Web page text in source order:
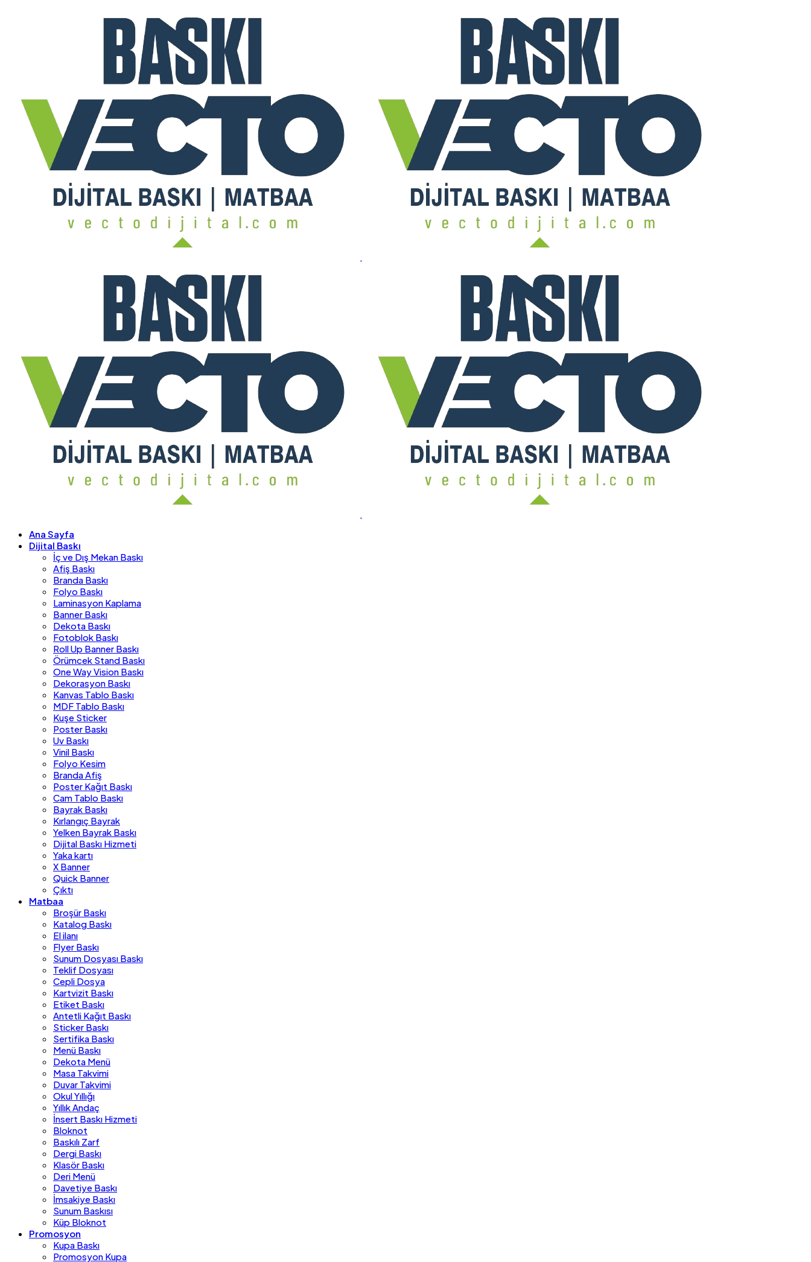
Ana Sayfa
Dijital Baskı
İç ve Dış Mekan Baskı
Afiş Baskı
Branda Baskı
Folyo Baskı
Laminasyon Kaplama
Banner Baskı
Dekota Baskı
Fotoblok Baskı
Roll Up Banner Baskı
Örümcek Stand Baskı
One Way Vision Baskı
Dekorasyon Baskı
Kanvas Tablo Baskı
MDF Tablo Baskı
Kuşe Sticker
Poster Baskı
Uv Baskı
Vinil Baskı
Folyo Kesim
Branda Afiş
Poster Kağıt Baskı
Cam Tablo Baskı
Bayrak Baskı
Kırlangıç Bayrak
Yelken Bayrak Baskı
Dijital Baskı Hizmeti
Yaka kartı
X Banner
Quick Banner
Çıktı
Matbaa
Broşür Baskı
Katalog Baskı
El ilanı
Flyer Baskı
Sunum Dosyası Baskı
Teklif Dosyası
Cepli Dosya
Kartvizit Baskı
Etiket Baskı
Antetli Kağıt Baskı
Sticker Baskı
Sertifika Baskı
Menü Baskı
Dekota Menü
Masa Takvimi
Duvar Takvimi
Okul Yıllığı
Yıllık Andaç
İnsert Baskı Hizmeti
Bloknot
Baskılı Zarf
Dergi Baskı
Klasör Baskı
Deri Menü
Davetiye Baskı
İmsakiye Baskı
Sunum Baskısı
Küp Bloknot
Promosyon
Kupa Baskı
Promosyon Kupa